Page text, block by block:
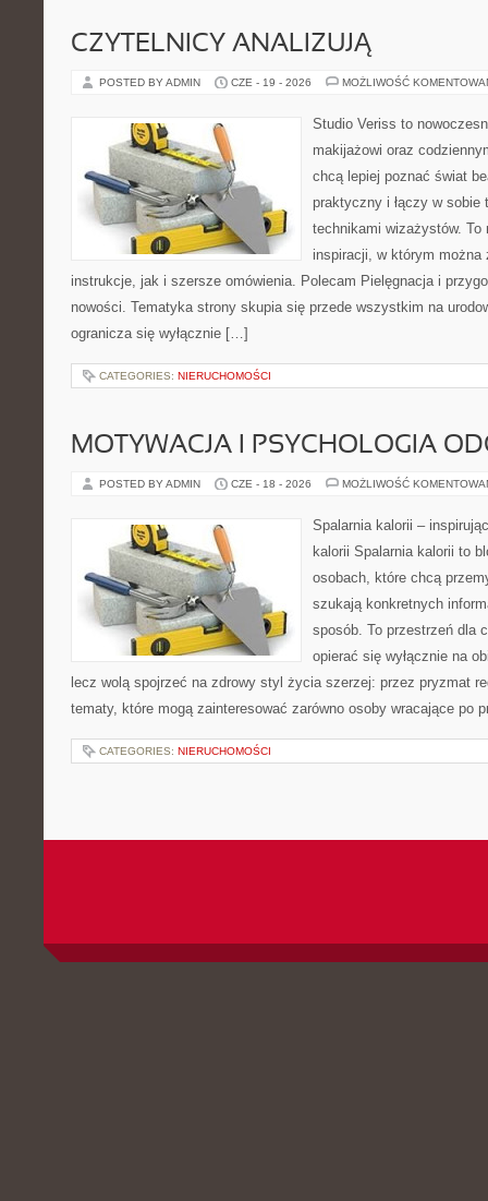
CZYTELNICY ANALIZUJĄ
POSTED BY ADMIN CZE - 19 - 2026 MOŻLIWOŚĆ
Studio Veriss to
makijażowi oraz
chcą lepiej poznać świat
praktyczny i łączy w sobie
technikami wizażystów. To
inspiracji, w którym można
instrukcje, jak i szersze omówienia. Polecam Pielęgnacja i
nowości. Tematyka strony skupia się przede wszystkim na
ogranicza się wyłącznie […]
CATEGORIES: NIERUCHOMOŚCI
MOTYWACJA I PSYCHOLOGIA
POSTED BY ADMIN CZE - 18 - 2026 MOŻLIWOŚĆ
Spalarnia kalorii –
kalorii Spalarnia kalorii to
osobach, które chcą
szukają konkretnych
sposób. To przestrzeń dla
opierać się wyłącznie na
lecz wolą spojrzeć na zdrowy styl życia szerzej: przez pryzmat
tematy, które mogą zainteresować zarówno osoby wracające po
CATEGORIES: NIERUCHOMOŚCI